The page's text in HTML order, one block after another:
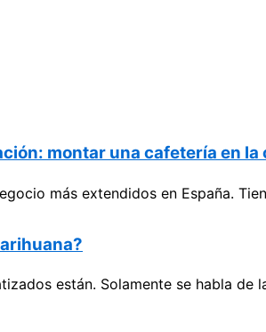
montar una cafetería en
más extendidos en España.
están. Solamente se habla de